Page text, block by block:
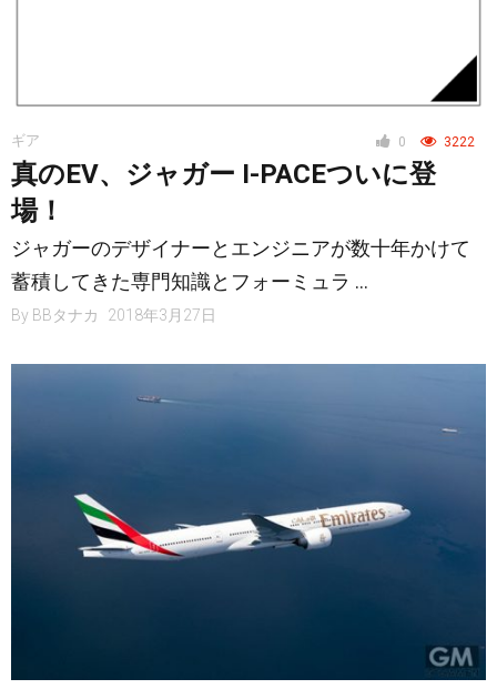
0 3222
ギア
真のEV、ジャガー I-PACEついに登
場！
ジャガーのデザイナーとエンジニアが数十年かけて
蓄積してきた専門知識とフォーミュラ …
By BBタナカ 2018年3月27日